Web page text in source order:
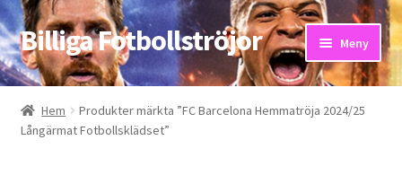
Hoppa
till
navigering
Hoppa
till
innehåll
Billiga Fotbollströjor Meny
Hem
Bloggar
Hem
Produkter märkta ”FC Barcelona Hemmatröja 2024/25
Långärmat Fotbollsklädset”